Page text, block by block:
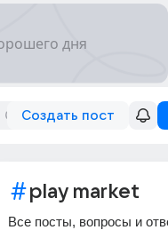
Создать пост
play market
Все посты, вопросы и